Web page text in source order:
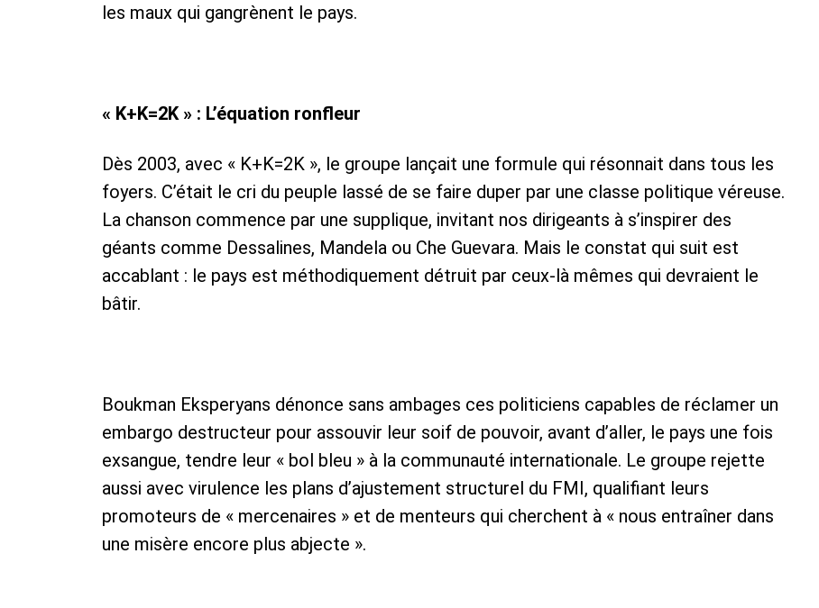
les maux qui gangrènent le pays.
« K+K=2K » : L’équation ronfleur
Dès 2003, avec « K+K=2K », le groupe lançait une formule qui résonnait dans tous les
foyers. C’était le cri du peuple lassé de se faire duper par une classe politique véreuse.
La chanson commence par une supplique, invitant nos dirigeants à s’inspirer des
géants comme Dessalines, Mandela ou Che Guevara. Mais le constat qui suit est
accablant : le pays est méthodiquement détruit par ceux-là mêmes qui devraient le
bâtir.
Boukman Eksperyans dénonce sans ambages ces politiciens capables de réclamer un
embargo destructeur pour assouvir leur soif de pouvoir, avant d’aller, le pays une fois
exsangue, tendre leur « bol bleu » à la communauté internationale. Le groupe rejette
aussi avec virulence les plans d’ajustement structurel du FMI, qualifiant leurs
promoteurs de « mercenaires » et de menteurs qui cherchent à « nous entraîner dans
une misère encore plus abjecte ».